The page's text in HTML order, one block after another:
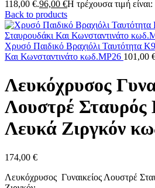
118,00 €.96,00 €Η τρέχουσα τιμή
Back to products
Χρυσό Παιδικό Βραχιόλι Ταυτότητα
Και Κωνσταντινάτο κωδ.MP26 101,00
Λευκόχρυσος
Λουστρέ Σταυρός
Λευκά Ζιργκόν
174,00 €
Λευκόχρυσος Γυναικείος Λουστρέ